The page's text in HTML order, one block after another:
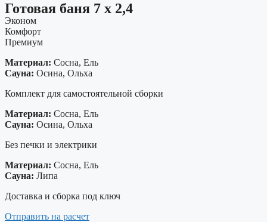
Готовая баня 7 х 2,4
Эконом
Комфорт
Премиум
Материал: Сосна, Ель
Сауна: Осина, Ольха
Комплект для самостоятельной сборки
Материал: Сосна, Ель
Сауна: Осина, Ольха
Без печки и электрики
Материал: Сосна, Ель
Сауна: Липа
Доставка и сборка под ключ
Отправить на расчет